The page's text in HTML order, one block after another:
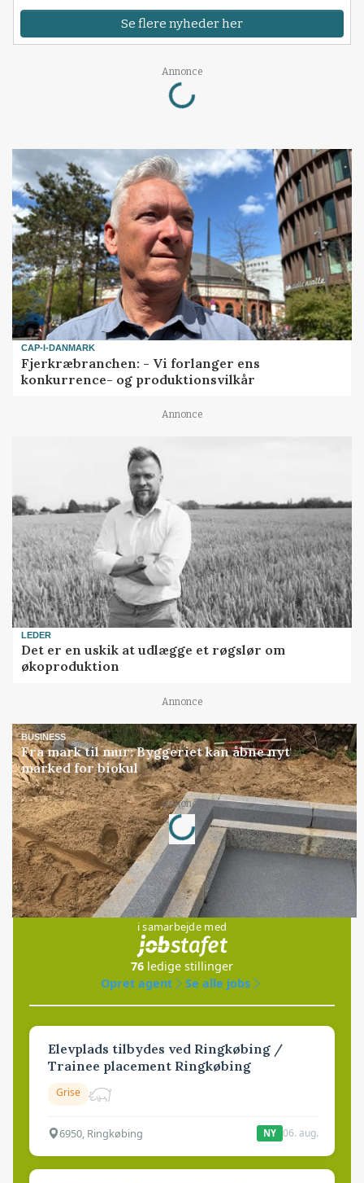
Se flere nyheder her
Annonce
Loading...
CAP-I-DANMARK
Fjerkræbranchen: - Vi forlanger ens
konkurrence- og produktionsvilkår
Annonce
LEDER
Det er en uskik at udlægge et røgslør om
økoproduktion
Annonce
BUSINESS
Fra mark til mur: Byggeriet kan åbne nyt
marked for biokul
Annonce
Loading...
Jobs
i samarbejde med
76 ledige stillinger
Opret agent
Se alle jobs
Elevplads tilbydes ved Ringkøbing /
Trainee placement Ringkøbing
Grise
6950, Ringkøbing NY 06. aug.